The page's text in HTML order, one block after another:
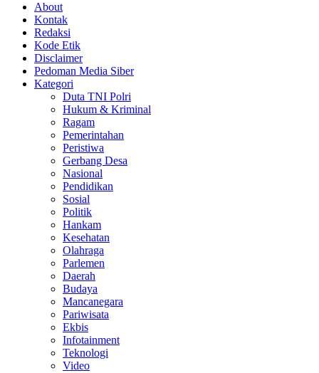
About
Kontak
Redaksi
Kode Etik
Disclaimer
Pedoman Media Siber
Kategori
Duta TNI Polri
Hukum & Kriminal
Ragam
Pemerintahan
Peristiwa
Gerbang Desa
Nasional
Pendidikan
Sosial
Politik
Hankam
Kesehatan
Olahraga
Parlemen
Daerah
Budaya
Mancanegara
Pariwisata
Ekbis
Infotainment
Teknologi
Video